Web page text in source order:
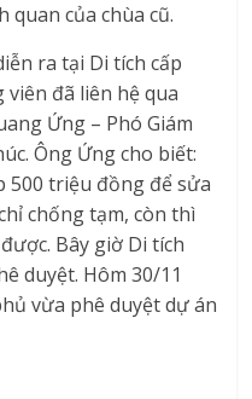
quan của chùa cũ.
ra tại Di tích cấp
viên đã liên hệ qua
Ứng – Phó Giám
Ông Ứng cho biết:
500 triệu đồng để sửa
chống tạm, còn thì
Bây giờ Di tích
duyệt. Hôm 30/11
vừa phê duyệt dự án